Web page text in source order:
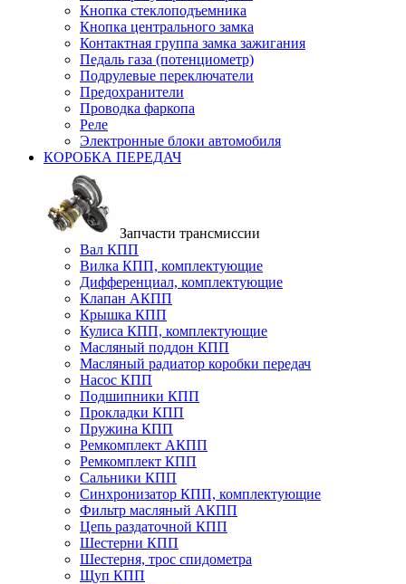
Кнопка стеклоподъемника
Кнопка центрального замка
Контактная группа замка зажигания
Педаль газа (потенциометр)
Подрулевые переключатели
Предохранители
Проводка фаркопа
Реле
Электронные блоки автомобиля
КОРОБКА ПЕРЕДАЧ
Запчасти трансмиссии
Вал КПП
Вилка КПП, комплектующие
Дифференциал, комплектующие
Клапан АКПП
Крышка КПП
Кулиса КПП, комплектующие
Масляный поддон КПП
Масляный радиатор коробки передач
Насос КПП
Подшипники КПП
Прокладки КПП
Пружина КПП
Ремкомплект АКПП
Ремкомплект КПП
Сальники КПП
Синхронизатор КПП, комплектующие
Фильтр масляный АКПП
Цепь раздаточной КПП
Шестерни КПП
Шестерня, трос спидометра
Щуп КПП